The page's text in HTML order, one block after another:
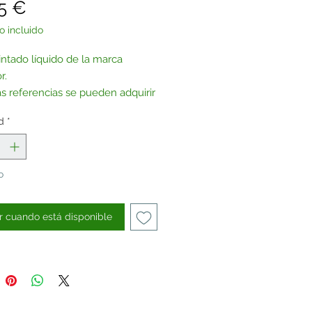
€
incluido
líquido de la marca
referencias se pueden adquirir
*
cuando está disponible